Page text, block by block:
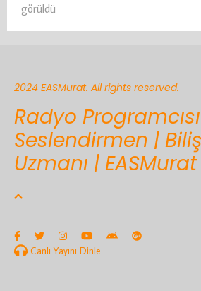
görüldü
2024 EASMurat. All rights reserved.
Radyo
Seslendirmen |
Uzmanı | EASMurat
Canlı Yayını Dinle